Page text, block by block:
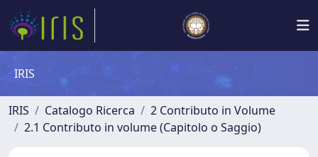
IRIS
IRIS Catalogo Ricerca
2 Contributo in Volume
2.1 Contributo in volume (Capitolo o Saggio)